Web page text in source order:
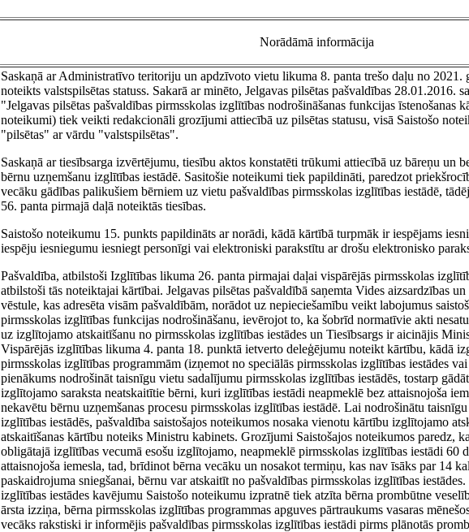
Norādāmā informācija
Saskaņā ar Administratīvo teritoriju un apdzīvoto vietu likuma 8. panta trešo daļu no 2021.
noteikts valstspilsētas statuss. Sakarā ar minēto, Jelgavas pilsētas pašvaldības 28.01.2016.
"Jelgavas pilsētas pašvaldības pirmsskolas izglītības nodrošināšanas funkcijas īstenošanas
noteikumi) tiek veikti redakcionāli grozījumi attiecībā uz pilsētas statusu, visā Saistošo
"pilsētas" ar vārdu "valstspilsētas".
Saskaņā ar tiesībsarga izvērtējumu, tiesību aktos konstatēti trūkumi attiecībā uz bāreņu un
bērnu uzņemšanu izglītības iestādē. Sasitošie noteikumi tiek papildināti, paredzot
vecāku gādības palikušiem bērniem uz vietu pašvaldības pirmsskolas izglītības iestādē,
56. panta pirmajā daļā noteiktās tiesības.
Saistošo noteikumu 15. punkts papildināts ar norādi, kādā kārtībā turpmāk ir iespējams
iespēju iesniegumu iesniegt personīgi vai elektroniski parakstītu ar drošu elektronisko
Pašvaldība, atbilstoši Izglītības likuma 26. panta pirmajai daļai vispārējās pirmsskolas
atbilstoši tās noteiktajai kārtībai. Jelgavas pilsētas pašvaldībā saņemta Vides aizsardzības
vēstule, kas adresēta visām pašvaldībām, norādot uz nepieciešamību veikt labojumus
pirmsskolas izglītības funkcijas nodrošināšanu, ievērojot to, ka šobrīd normatīvie akti
uz izglītojamo atskaitīšanu no pirmsskolas izglītības iestādes un Tiesībsargs ir aicinājis
Vispārējās izglītības likuma 4. panta 18. punktā ietverto deleģējumu noteikt kārtību, kādā
pirmsskolas izglītības programmām (izņemot no speciālās pirmsskolas izglītības iestādes
pienākums nodrošināt taisnīgu vietu sadalījumu pirmsskolas izglītības iestādēs, tostarp
izglītojamo saraksta neatskaitītie bērni, kuri izglītības iestādi neapmeklē bez attaisnojoša
nekavētu bērnu uzņemšanas procesu pirmsskolas izglītības iestādē. Lai nodrošinātu
izglītības iestādēs, pašvaldība saistošajos noteikumos nosaka vienotu kārtību izglītojamo
atskaitīšanas kārtību noteiks Ministru kabinets. Grozījumi Saistošajos noteikumos paredz,
obligātajā izglītības vecumā esošu izglītojamo, neapmeklē pirmsskolas izglītības iestādi 60
attaisnojoša iemesla, tad, brīdinot bērna vecāku un nosakot termiņu, kas nav īsāks par 14
paskaidrojuma sniegšanai, bērnu var atskaitīt no pašvaldības pirmsskolas izglītības
izglītības iestādes kavējumu Saistošo noteikumu izpratnē tiek atzīta bērna prombūtne
ārsta izziņa, bērna pirmsskolas izglītības programmas apguves pārtraukums vasaras
vecāks rakstiski ir informējis pašvaldības pirmsskolas izglītības iestādi pirms plānotās